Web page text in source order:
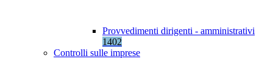
Provvedimenti dirigenti - amministrativi
1402
Controlli sulle imprese